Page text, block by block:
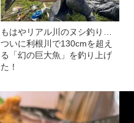
もはやリアル川のヌシ釣り…
ついに利根川で130cmを超え
る「幻の巨大魚」を釣り上げ
た！